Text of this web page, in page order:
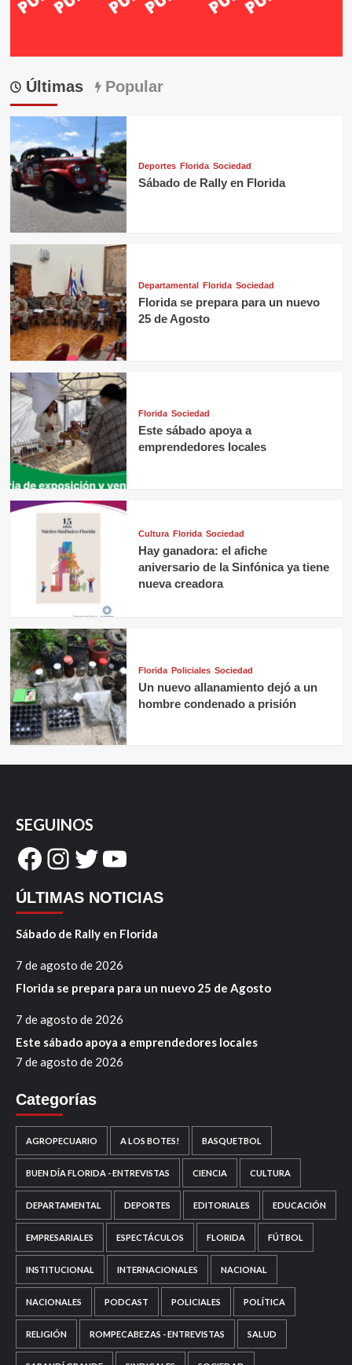
Últimas Popular
Deportes Florida Sociedad
Sábado de Rally en Florida
Departamental Florida Sociedad
Florida se prepara para un nuevo
25 de Agosto
Florida Sociedad
Este sábado apoya a
emprendedores locales
Cultura Florida Sociedad
Hay ganadora: el afiche
aniversario de la Sinfónica ya tiene
nueva creadora
Florida Policiales Sociedad
Un nuevo allanamiento dejó a un
hombre condenado a prisión
SEGUINOS
Facebook
Instagram
Twitter
YouTube
ÚLTIMAS NOTICIAS
Sábado de Rally en Florida
7 de agosto de 2026
Florida se prepara para un nuevo 25 de Agosto
7 de agosto de 2026
Este sábado apoya a emprendedores locales
7 de agosto de 2026
Categorías
AGROPECUARIO A LOS BOTES! BASQUETBOL
BUEN DÍA FLORIDA - ENTREVISTAS CIENCIA CULTURA
DEPARTAMENTAL DEPORTES EDITORIALES EDUCACIÓN
EMPRESARIALES ESPECTÁCULOS FLORIDA FÚTBOL
INSTITUCIONAL INTERNACIONALES NACIONAL
NACIONALES PODCAST POLICIALES POLÍTICA
RELIGIÓN ROMPECABEZAS - ENTREVISTAS SALUD